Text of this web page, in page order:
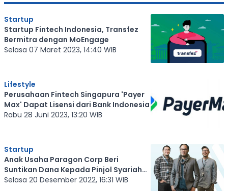
Startup
Startup Fintech Indonesia, Transfez
Bermitra dengan MoEngage
Selasa 07 Maret 2023, 14:40 WIB
Lifestyle
Perusahaan Fintech Singapura 'Payer
Max' Dapat Lisensi dari Bank Indonesia
Rabu 28 Juni 2023, 13:20 WIB
Startup
Anak Usaha Paragon Corp Beri
Suntikan Dana Kepada Pinjol Syariah
'Alami'
Selasa 20 Desember 2022, 16:31 WIB